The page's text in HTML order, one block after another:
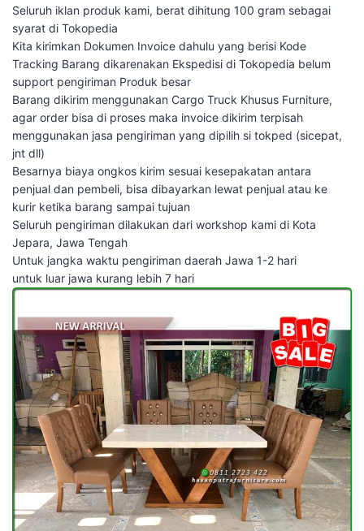
Seluruh iklan produk kami, berat dihitung 100 gram sebagai
syarat di Tokopedia
Kita kirimkan Dokumen Invoice dahulu yang berisi Kode
Tracking Barang dikarenakan Ekspedisi di Tokopedia belum
support pengiriman Produk besar
Barang dikirim menggunakan Cargo Truck Khusus Furniture,
agar order bisa di proses maka invoice dikirim terpisah
menggunakan jasa pengiriman yang dipilih si tokped (sicepat,
jnt dll)
Besarnya biaya ongkos kirim sesuai kesepakatan antara
penjual dan pembeli, bisa dibayarkan lewat penjual atau ke
kurir ketika barang sampai tujuan
Seluruh pengiriman dilakukan dari workshop kami di Kota
Jepara, Jawa Tengah
Untuk jangka waktu pengiriman daerah Jawa 1-2 hari
untuk luar jawa kurang lebih 7 hari